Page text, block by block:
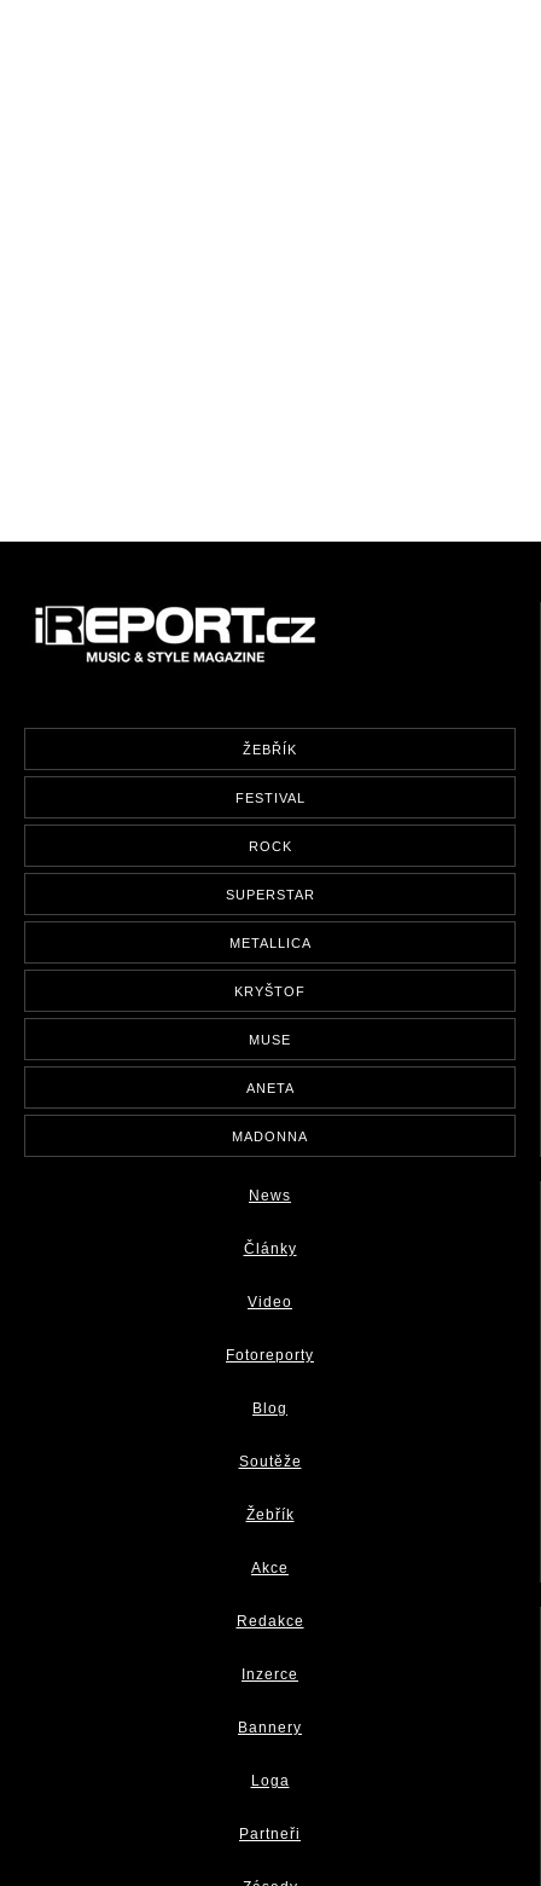
ŽEBŘÍK
FESTIVAL
ROCK
SUPERSTAR
METALLICA
KRYŠTOF
MUSE
ANETA
MADONNA
News
Články
Video
Fotoreporty
Blog
Soutěže
Žebřík
Akce
Redakce
Inzerce
Bannery
Loga
Partneři